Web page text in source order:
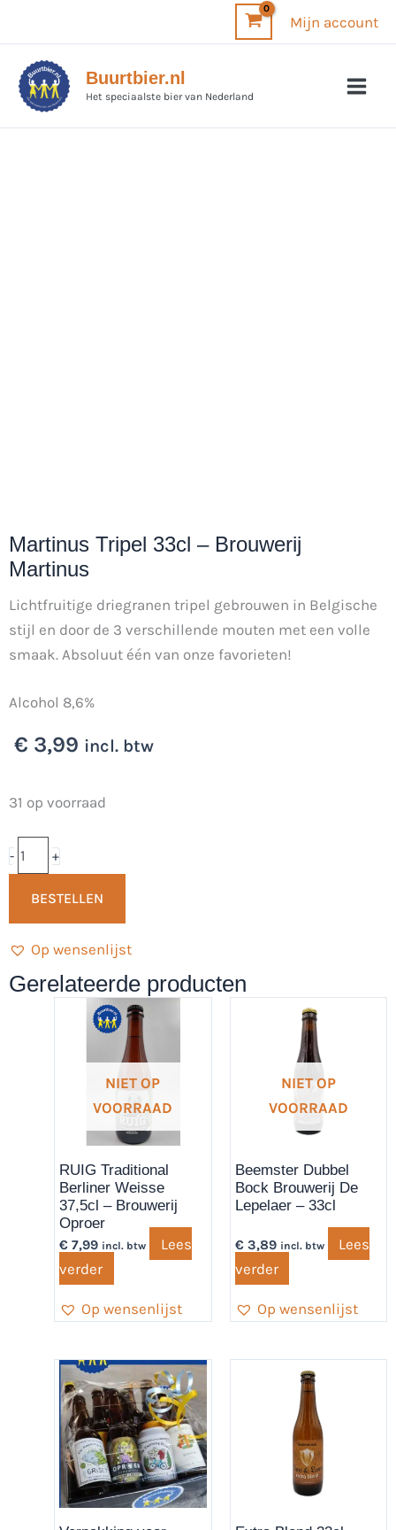
inhoud
Mijn account
Buurtbier.nl
Het speciaalste bier van Nederland
Martinus Tripel 33cl – Brouwerij
Martinus
Lichtfruitige driegranen tripel gebrouwen in Belgische
stijl en door de 3 verschillende mouten met een volle
smaak. Absoluut één van onze favorieten!
Alcohol 8,6%
€ 3,99 incl. btw
31 op voorraad
-
Martinus
33cl
-
Brouwerij
Martinus
aantal
+
BESTELLEN
Op wensenlijst
Gerelateerde producten
NIET OP
VOORRAAD
RUIG Traditional
Berliner Weisse
37,5cl – Brouwerij
Oproer
€ 7,99 incl. btw
Lees
verder
Op wensenlijst
NIET OP
VOORRAAD
Beemster Dubbel
Bock Brouwerij De
Lepelaer – 33cl
€3,89 incl. btw
Lees
verder
Op wensenlijst